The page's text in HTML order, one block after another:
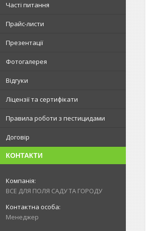
Часті питання
Прайс-листи
Презентації
Фотогалерея
Відгуки
Ліцензії та сертифікати
Правила роботи з пестицидами
Договір
КОНТАКТИ
ВСЕ ДЛЯ ПОЛЯ САДУ ТА ГОРОДУ
Менеджер